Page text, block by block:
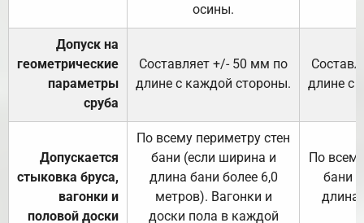
осины.
Допуск на
геометрические
параметры
сруба
Составляет +/- 50 мм по
длине с каждой стороны.
длине с
Допускается
стыковка бруса,
вагонки и
половой доски
По всему периметру стен
бани (если ширина и
длина бани более 6,0
метров). Вагонки и
доски пола в каждой
По
бани
длина